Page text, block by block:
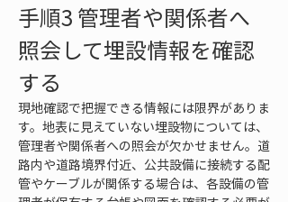
手順3 管理者や関係者へ
照会して埋設情報を確認
する
現地確認で把握できる情報には限界がありま
す。地表に見えていない埋設物については、
管理者や関係者への照会が欠かせません。道
路内や道路境界付近、公共設備に接続する配
管やケーブルが関係する場合は、各設備の管